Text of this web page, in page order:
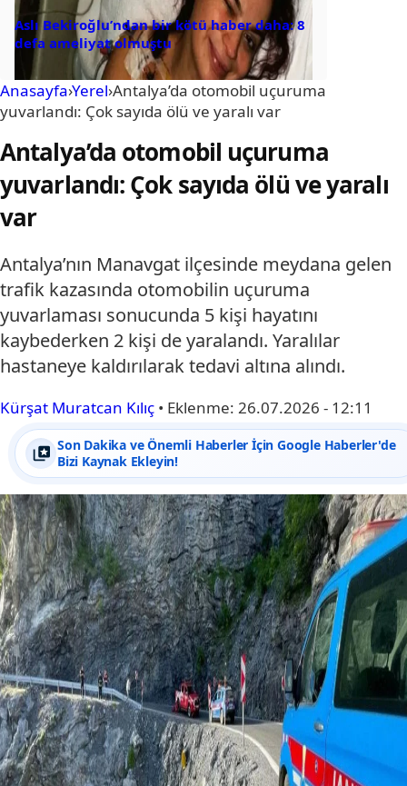
Aslı Bekiroğlu’ndan bir kötü haber daha: 8
defa ameliyat olmuştu
Anasayfa›Yerel›Antalya’da otomobil uçuruma
yuvarlandı: Çok sayıda ölü ve yaralı var
Antalya’da otomobil uçuruma
yuvarlandı: Çok sayıda ölü ve yaralı
var
Antalya’nın Manavgat ilçesinde meydana gelen
trafik kazasında otomobilin uçuruma
yuvarlaması sonucunda 5 kişi hayatını
kaybederken 2 kişi de yaralandı. Yaralılar
hastaneye kaldırılarak tedavi altına alındı.
Kürşat Muratcan Kılıç • Eklenme: 26.07.2026 - 12:11
Son Dakika ve Önemli Haberler İçin Google Haberler'de
Bizi Kaynak Ekleyin!